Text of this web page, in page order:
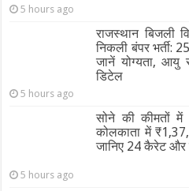
5 hours ago
राजस्थान बिजली
निकली बंपर
जानें योग्यता, आयु
डिटेल
5 hours ago
सोने की कीमतों
कोलकाता में
जानिए 24 कैरेट और
5 hours ago